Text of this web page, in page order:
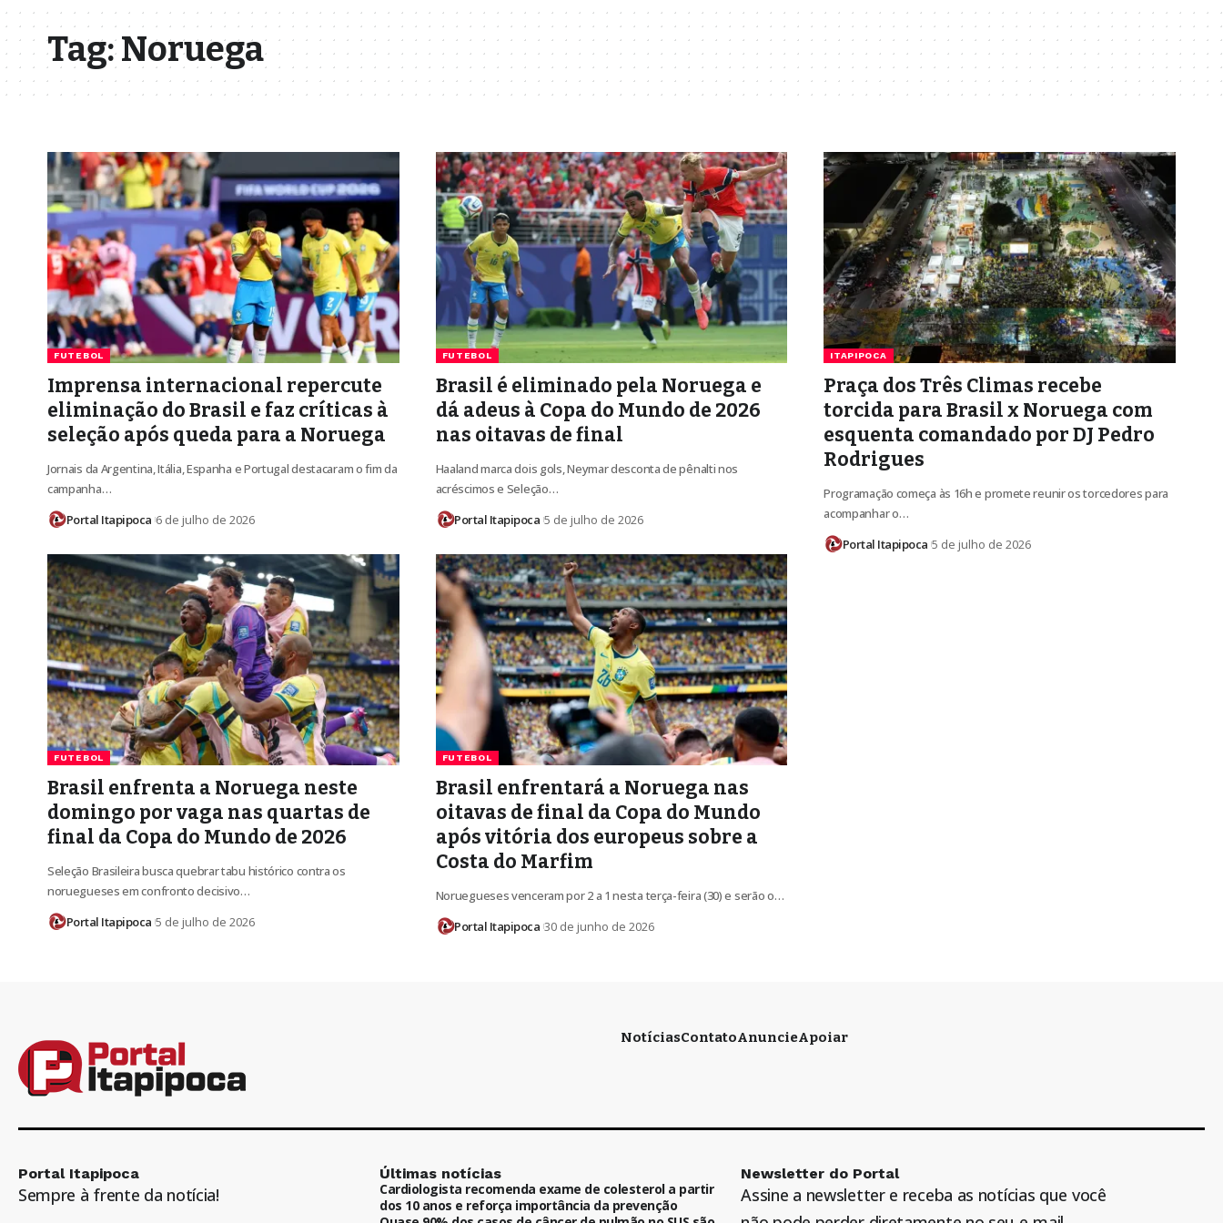
Tag:Noruega
FUTEBOL
Imprensa internacional repercute
eliminação do Brasil e faz críticas à
seleção após queda para a Noruega
Jornais da Argentina, Itália, Espanha e Portugal destacaram o fim da
campanha…
Portal Itapipoca 6 de julho de 2026
FUTEBOL
Brasil é eliminado pela Noruega e
dá adeus à Copa do Mundo de 2026
nas oitavas de final
Haaland marca dois gols, Neymar desconta de pênalti nos
acréscimos e Seleção…
Portal Itapipoca 5 de julho de 2026
ITAPIPOCA
Praça dos Três Climas recebe
torcida para Brasil x Noruega com
esquenta comandado por DJ Pedro
Rodrigues
Programação começa às 16h e promete reunir os torcedores para
acompanhar o…
Portal Itapipoca 5 de julho de 2026
FUTEBOL
Brasil enfrenta a Noruega neste
domingo por vaga nas quartas de
final da Copa do Mundo de 2026
Seleção Brasileira busca quebrar tabu histórico contra os
noruegueses em confronto decisivo…
Portal Itapipoca 5 de julho de 2026
FUTEBOL
Brasil enfrentará a Noruega nas
oitavas de final da Copa do Mundo
após vitória dos europeus sobre a
Costa do Marfim
Noruegueses venceram por 2 a 1 nesta terça-feira (30) e serão o…
Portal Itapipoca 30 de junho de 2026
NotíciasContatoAnuncieApoiar
Portal Itapipoca
Sempre à frente da notícia!
Últimas notícias
Cardiologista recomenda exame de colesterol a partir
dos 10 anos e reforça importância da prevenção
Newsletter do Portal
Assine a newsletter e receba as notícias que você